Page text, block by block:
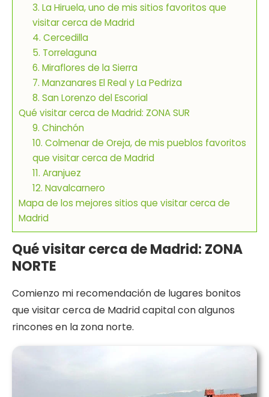
3. La Hiruela, uno de mis sitios favoritos que
visitar cerca de Madrid
4. Cercedilla
5. Torrelaguna
6. Miraflores de la Sierra
7. Manzanares El Real y La Pedriza
8. San Lorenzo del Escorial
Qué visitar cerca de Madrid: ZONA SUR
9. Chinchón
10. Colmenar de Oreja, de mis pueblos favoritos
que visitar cerca de Madrid
11. Aranjuez
12. Navalcarnero
Mapa de los mejores sitios que visitar cerca de
Madrid
Qué visitar cerca de Madrid: ZONA
NORTE
Comienzo mi recomendación de lugares bonitos
que visitar cerca de Madrid capital con algunos
rincones en la zona norte.